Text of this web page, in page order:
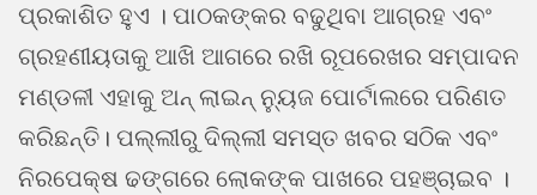
ପ୍ରକାଶିତ ହୁଏ । ପାଠକଙ୍କର ବଢୁଥିବା ଆଗ୍ରହ ଏବଂ
ଗ୍ରହଣୀୟତାକୁ ଆଖି ଆଗରେ ରଖି ରୂପରେଖର ସମ୍ପାଦନ
ମଣ୍ଡଳୀ ଏହାକୁ ଅନ୍ ଲାଇନ୍ ନ୍ୟୁଜ ପୋର୍ଟାଲରେ ପରିଣତ
କରିଛନ୍ତି। ପଲ୍ଲୀରୁ ଦିଲ୍ଲୀ ସମସ୍ତ ଖବର ସଠିକ ଏବଂ
ନିରପେକ୍ଷ ଢଙ୍ଗରେ ଲୋକଙ୍କ ପାଖରେ ପହଞ୍ଚାଇବ ।